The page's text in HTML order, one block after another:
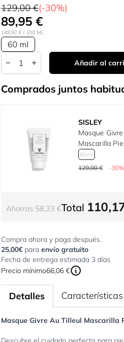
129,00 €(-30%)
89,95 €
149,92 €/ 100 ML
60 ml
Cantidad
Añadir al
Comprados juntos
SISLEY
Masque
Mascarilla
60ml
129,00 € -30%
Ahorras 58,33 €Total
Compra ahora y paga después.
25,00€ para envío gratuito
Fecha de entrega estimada 3 días
Precio mínimo66,06 €
Detalles
Masque Givre Au Tilleul Mascarilla
Características